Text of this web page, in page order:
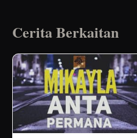
Cerita Berkaitan